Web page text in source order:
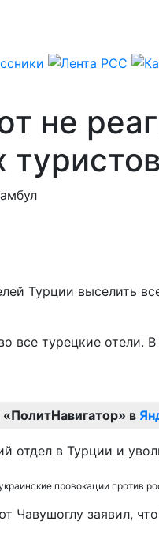
не
туристов
Турции выселить
все турецкие отели.
в
отдел в Турции и
провокации против
заявил,